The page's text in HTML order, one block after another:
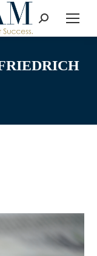
Search: